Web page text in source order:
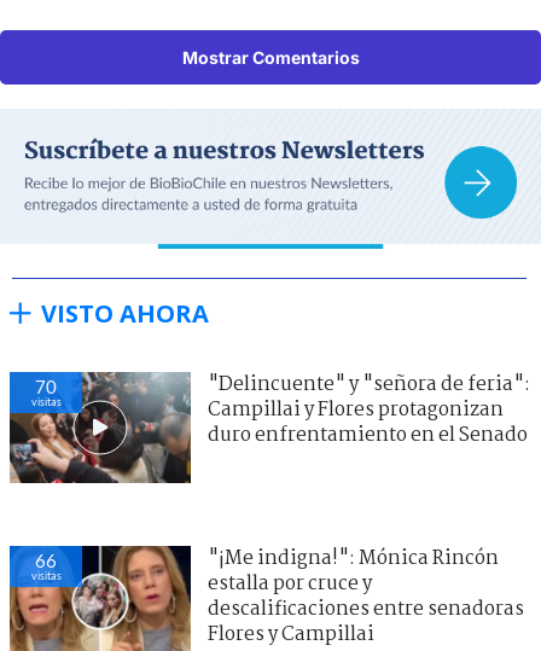
Mostrar Comentarios
VISTO AHORA
70
visitas
"Delincuente" y "señora de feria":
Campillai y Flores protagonizan
duro enfrentamiento en el Senado
66
visitas
"¡Me indigna!": Mónica Rincón
estalla por cruce y
descalificaciones entre senadoras
Flores y Campillai